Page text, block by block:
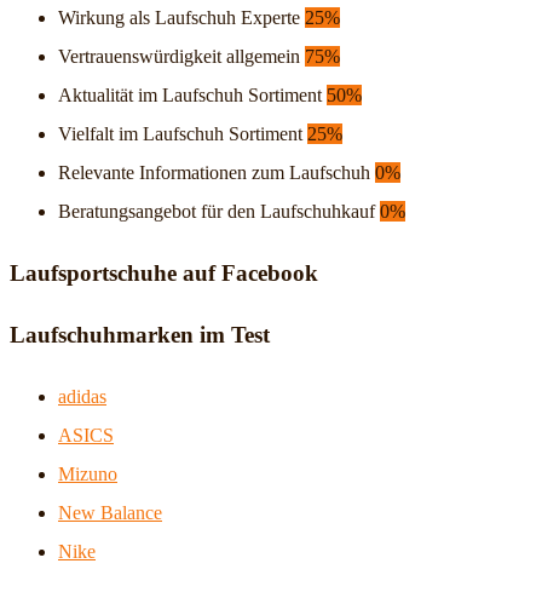
Wirkung als Laufschuh Experte 25%
Vertrauenswürdigkeit allgemein 75%
Aktualität im Laufschuh Sortiment 50%
Vielfalt im Laufschuh Sortiment 25%
Relevante Informationen zum Laufschuh 0%
Beratungsangebot für den Laufschuhkauf 0%
Laufsportschuhe auf Facebook
Laufschuhmarken im Test
adidas
ASICS
Mizuno
New Balance
Nike